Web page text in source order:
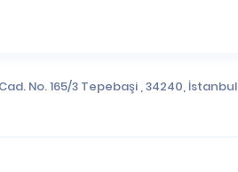
No. 165/3 Tepebaşi , 34240, İstanbul